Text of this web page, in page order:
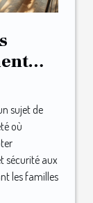
sujet de
où
sécurité aux
les familles